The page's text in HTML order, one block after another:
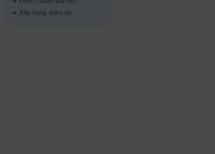
➜ Xếp hạng điểm thi